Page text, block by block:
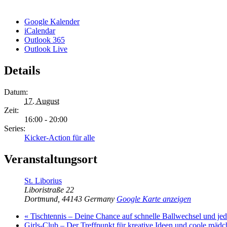
Google Kalender
iCalendar
Outlook 365
Outlook Live
Details
Datum:
17. August
Zeit:
16:00 - 20:00
Series:
Kicker-Action für alle
Veranstaltungsort
St. Liborius
Liboristraße 22
Dortmund 44143 Germany Google Karte anzeigen
« Tischtennis – Deine Chance auf schnelle Ballwechsel und
Girls-Club – Der Treffpunkt für kreative Ideen und coole